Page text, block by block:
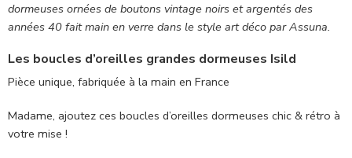
dormeuses ornées de boutons vintage noirs et argentés des
années 40 fait main en verre dans le style art déco par Assuna.
Les boucles d’oreilles grandes dormeuses Isild
Pièce unique, fabriquée à la main en France
Madame, ajoutez ces boucles d’oreilles dormeuses chic & rétro à
votre mise !